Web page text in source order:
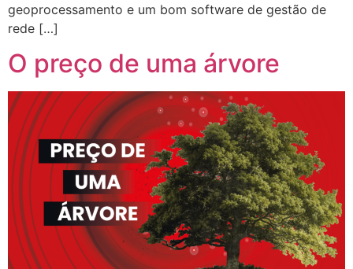
geoprocessamento e um bom software de gestão de
rede […]
O preço de uma árvore